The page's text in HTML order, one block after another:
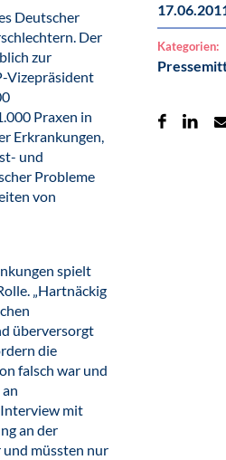
Deutscher
Der
zur
Vizepräsident
Praxen in
Erkrankungen,
und
Probleme
von
spielt
„Hartnäckig
überversorgt
die
falsch war und
mit
an der
müssten nur
Kategorien: